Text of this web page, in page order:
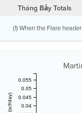
Tháng Bảy Totals
(1) When the Flare
0.04
0.045
0.05
0.055